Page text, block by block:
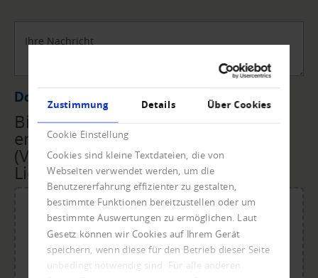
Zustimmung Details Über Cookies
Cookie Einstellung
Cookies sind kleine Textdateien, die von
Webseiten verwendet werden, um die
Benutzererfahrung effizienter zu gestalten,
bestimmte Funktionen bereitzustellen oder um
bestimmte Auswertungen zu ermöglichen. Laut
Gesetz können wir Cookies auf Ihrem Gerät
speichern, wenn diese für den Betrieb dieser Seite
unbedingt notwendig sind. Für alle anderen
Ihre Nachricht
Datei Upload
Bitte übermitteln Sie uns die
erforderlichen Unterlagen
(Vollmacht, Rechnungen,
Lieferscheine, ...) per Upload.
Für den Upload Datei ablegen oder klicken.
Maximale Dateigröße: 20 MB.